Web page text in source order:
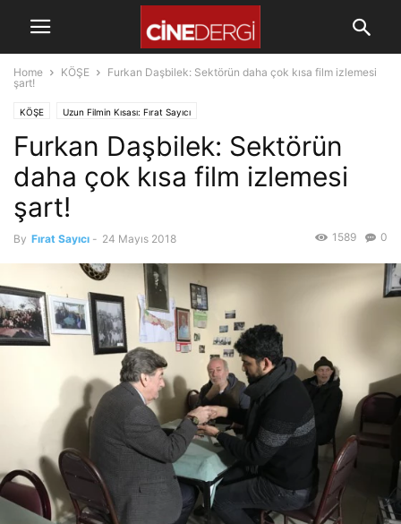
Home KÖŞE
Furkan Daşbilek: Sektörün daha çok kısa film izlemesi
şart!
KÖŞE Uzun Filmin Kısası: Fırat Sayıcı
Furkan Daşbilek: Sektörün
daha çok kısa film izlemesi
şart!
By Fırat Sayıcı - 24 Mayıs 2018 0
1589